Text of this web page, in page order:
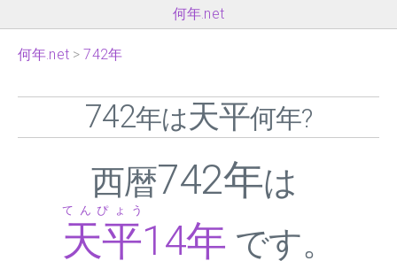
何年.net
何年.net 742年
742年は天平何年?
西暦742年は
天平14年
てんぴょう
です。